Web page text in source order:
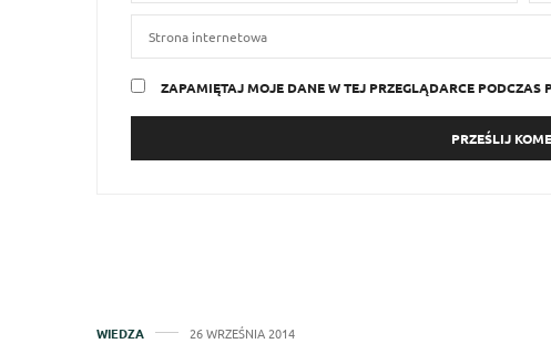
ZAPAMIĘTAJ MOJE DANE W TEJ PRZEGLĄDARCE PODCZAS
WIEDZA 26 WRZEŚNIA 2014